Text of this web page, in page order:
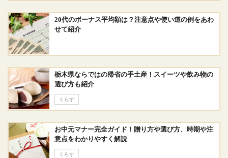
20代のボーナス平均額は？注意点や使い道の例をあわ
せて紹介
栃木県ならではの帰省の手土産！スイーツや飲み物の
選び方も紹介
くらす
お中元マナー完全ガイド！贈り方や選び方、時期や注
意点をわかりやすく解説
くらす